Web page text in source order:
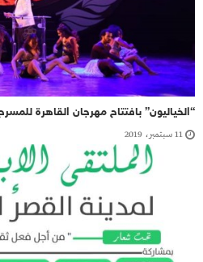
“الخياليون” بافتتاح مهرجان القاهرة
11 سبتمبر، 2019